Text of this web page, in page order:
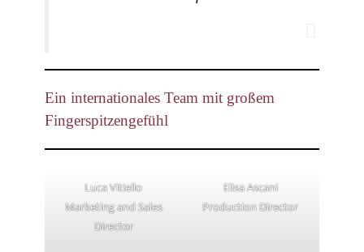
Ein internationales Team mit großem
Fingerspitzengefühl
Luca Vitiello
Marketing and Sales
Director
Elisa Ascani
Production Director